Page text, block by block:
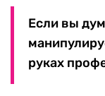
Если вы
руках